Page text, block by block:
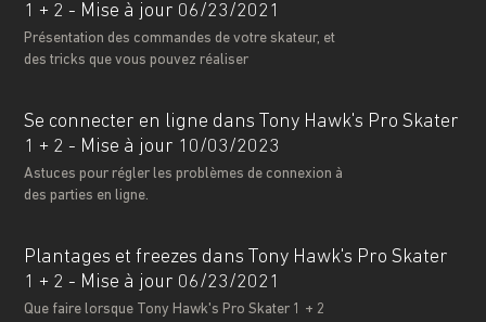
1 + 2 - Mise à jour 06/23/2021
Présentation des commandes de votre skateur, et
des tricks que vous pouvez réaliser
Se connecter en ligne dans Tony Hawk's Pro Skater
1 + 2 - Mise à jour 10/03/2023
Astuces pour régler les problèmes de connexion à
des parties en ligne.
Plantages et freezes dans Tony Hawk's Pro Skater
1 + 2 - Mise à jour 06/23/2021
Que faire lorsque Tony Hawk's Pro Skater 1 + 2